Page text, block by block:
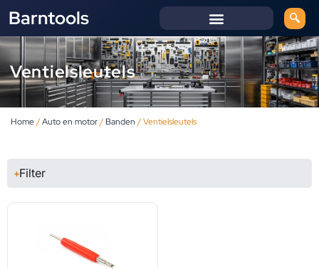
Barntools
Ventielsleutels
Home/Auto en motor/ Banden / Ventielsleutels
Filter